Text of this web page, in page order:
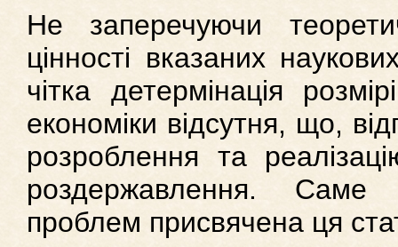
Не заперечуючи
цінності вказаних
чітка детермінація
економіки відсутня, що,
розроблення та
роздержавлення. Саме
проблем присвячена ця